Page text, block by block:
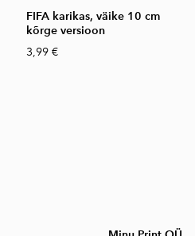
FIFA karikas, väike 10 cm
kõrge versioon
3,99 €